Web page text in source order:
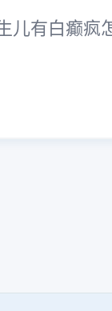
儿有白癫